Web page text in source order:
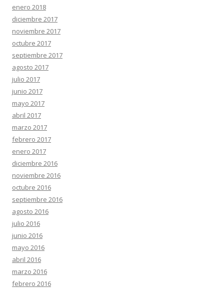
enero 2018
diciembre 2017
noviembre 2017
octubre 2017
septiembre 2017
agosto 2017
julio 2017
junio 2017
mayo 2017
abril 2017
marzo 2017
febrero 2017
enero 2017
diciembre 2016
noviembre 2016
octubre 2016
septiembre 2016
agosto 2016
julio 2016
junio 2016
mayo 2016
abril 2016
marzo 2016
febrero 2016